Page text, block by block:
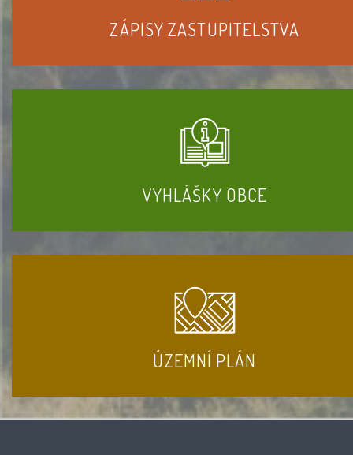
ZÁPISY ZASTUPITELSTVA
VYHLÁŠKY OBCE
ÚZEMNÍ PLÁN